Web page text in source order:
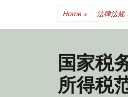
Home » 法律法规
国家税
所得税